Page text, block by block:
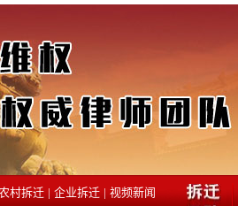
村拆迁 | 企业拆迁 | 视频新闻